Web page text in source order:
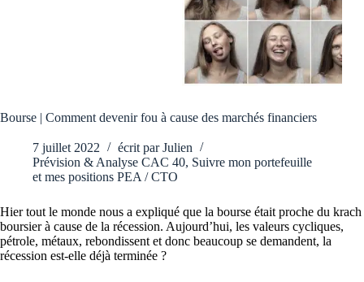
Bourse | Comment devenir fou à cause des marchés financiers
7 juillet 2022 écrit par Julien
Prévision & Analyse CAC 40, Suivre mon portefeuille
et mes positions PEA / CTO
Hier tout le monde nous a expliqué que la bourse était proche du krach
boursier à cause de la récession. Aujourd’hui, les valeurs cycliques,
pétrole, métaux, rebondissent et donc beaucoup se demandent, la
récession est-elle déjà terminée ?